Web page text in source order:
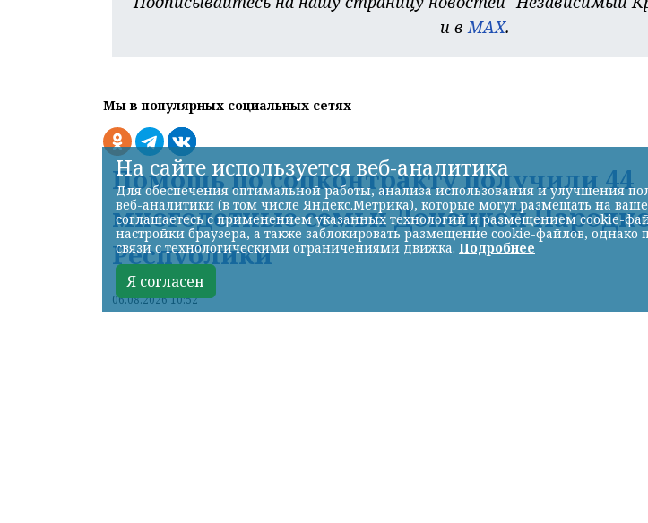
и вMAX.
Мы в популярных социальных сетях
Помощь по соцконтракту получили 44
многодетные семьи Донецкой
Республики
06.08.2026 10:52
На сайте используется веб-аналитика
Для обеспечения оптимальной работы, анализа использования и улучшения
веб-аналитики (в том числе Яндекс.Метрика), которые могут размещать на
соглашаетесь с применением указанных технологий и размещением cookie-
настройки браузера, а также заблокировать размещение cookie-файлов,
связи с технологическими ограничениями движка. Подробнее
Я согласен